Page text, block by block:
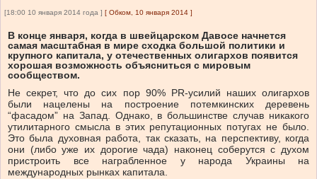
[18:00 10 января 2014 года ] [ Обком, 10 января 2014 ]
В конце января, когда в швейцарском Давосе начнется
самая масштабная в мире сходка большой политики и
крупного капитала, у отечественных олигархов появится
хорошая возможность объясниться с мировым
сообществом.
Не секрет, что до сих пор 90% PR-усилий наших олигархов
были нацелены на построение потемкинских деревень
“фасадом” на Запад. Однако, в большинстве случав никакого
утилитарного смысла в этих репутационных потугах не было.
Это была духовная работа, так сказать, на перспективу, когда
они (либо уже их дорогие чада) наконец соберутся с духом
пристроить все награбленное у народа Украины на
международных рынках капитала.